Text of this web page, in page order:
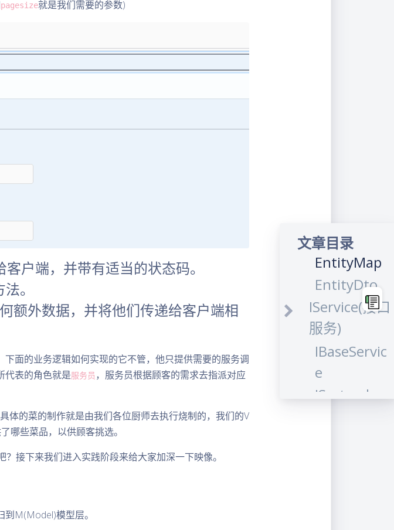
文章目录
Entity(实体)
EntityMap
EntityDto
IService(接口
服务)
IBaseServic
e
ISystemlog
pagesize就是我们需要的参数)
户端，并带有适当的状态码。
。
额外数据，并将他们传递给客户端相
面的业务逻辑如何实现的它不管，他只提供需要的服务调
代表的角色就是服务员 ，服务员根据顾客的需求去指派对应
体的菜的制作就是由我们各位厨师去执行烧制的，我们的V
哪些菜品，以供顾客挑选。
接下来我们进入实践阶段来给大家加深一下映像。
M(Model)模型层。